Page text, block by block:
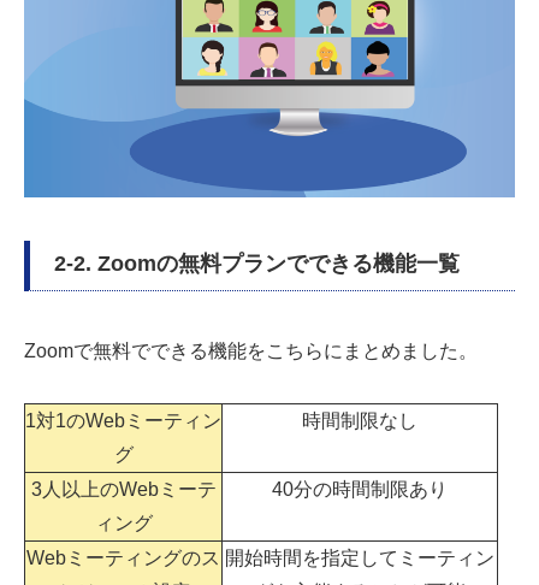
2-2. Zoomの無料プランでできる機能一覧
Zoomで無料でできる機能をこちらにまとめました。
1対1のWebミーティン
グ
時間制限なし
3人以上のWebミーテ
ィング
40分の時間制限あり
Webミーティングのス 開始時間を指定してミーティン